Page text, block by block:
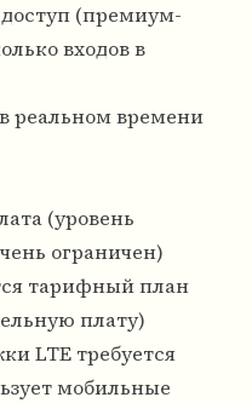
(премиум-
входов в
реальном времени
(уровень
ограничен)
тарифный план
плату)
LTE требуется
мобильные